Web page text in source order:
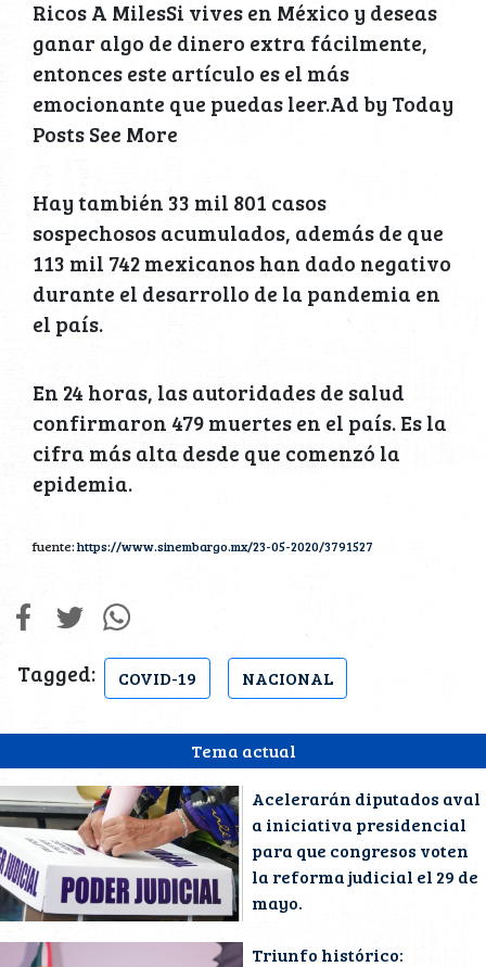
Tema actual
Acelerarán diputados aval
a iniciativa presidencial
para que congresos voten
la reforma judicial el 29 de
mayo.
Triunfo histórico:
Ricos A MilesSi vives en México y deseas
ganar algo de dinero extra fácilmente,
entonces este artículo es el más
emocionante que puedas leer.Ad by Today
Posts See More
Hay también 33 mil 801 casos
sospechosos acumulados, además de que
113 mil 742 mexicanos han dado negativo
durante el desarrollo de la pandemia en
el país.
En 24 horas, las autoridades de salud
confirmaron 479 muertes en el país. Es la
cifra más alta desde que comenzó la
epidemia.
fuente:https://www.sinembargo.mx/23-05-2020/3791527
Tagged: COVID-19 NACIONAL